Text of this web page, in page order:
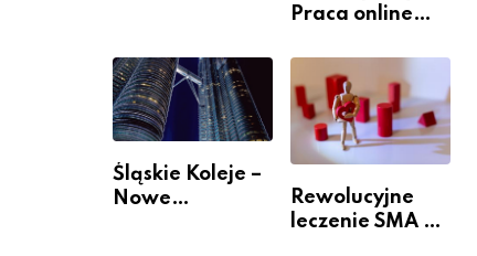
Praca online
(Zawiercie)
Śląskie Koleje –
Nowe
Rewolucyjne
leczenie SMA –